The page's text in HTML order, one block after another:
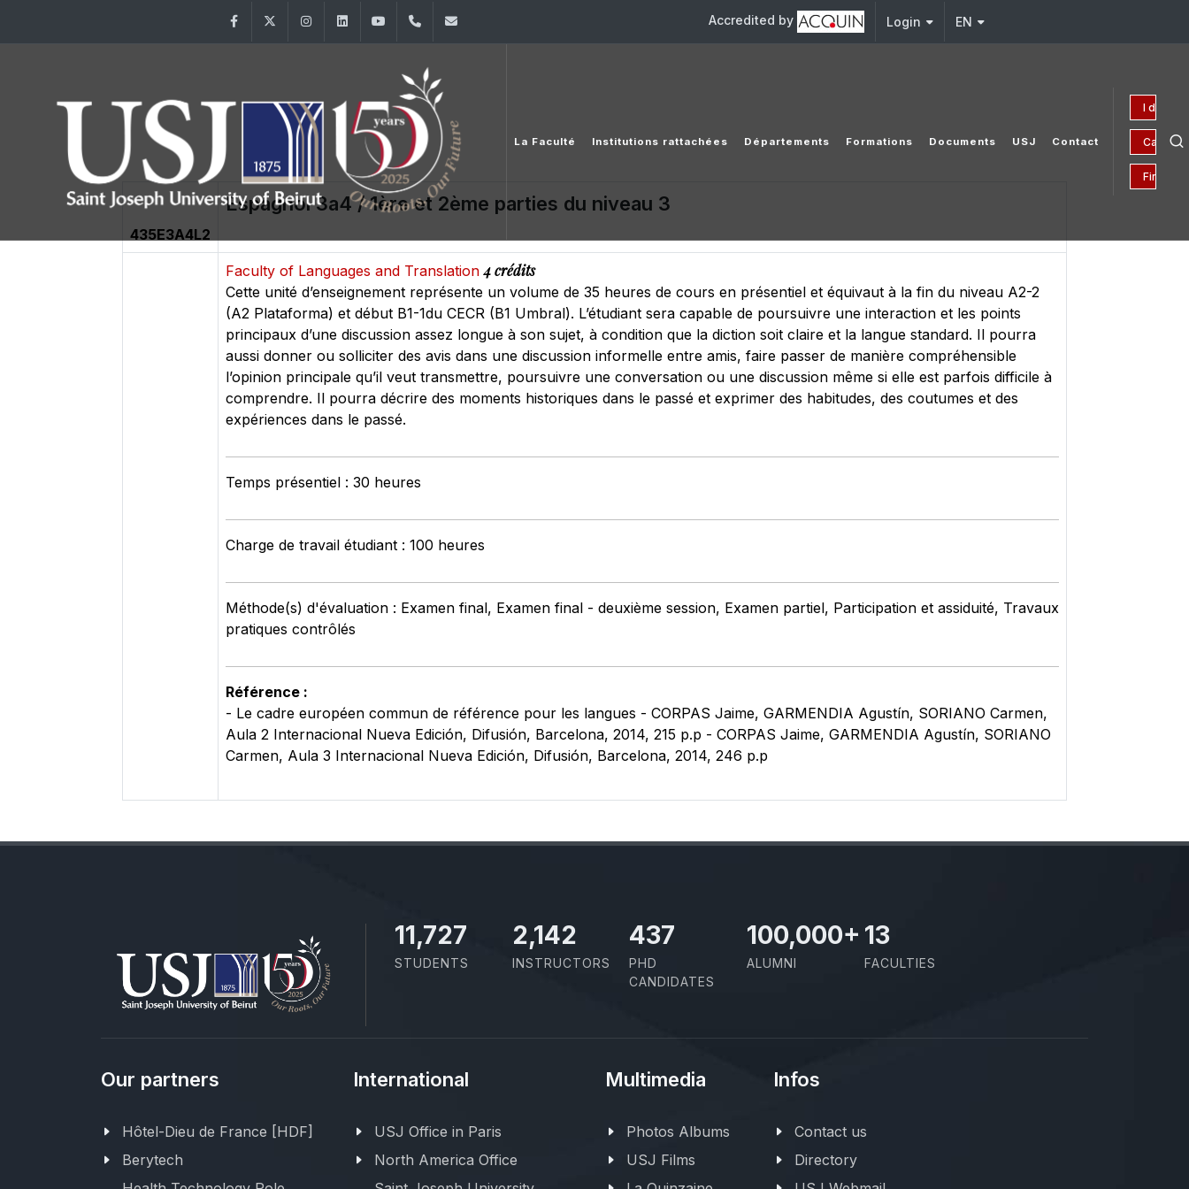
FacebookTwitter InstagramLinkedInYouTube+961 (1) 421 548 Accredited by Login EN
I donate
La Faculté Institutions rattachées Départements Formations Documents USJ Contact
435E3A4L2
Espagnol 3a4 / 1ère et 2ème parties du niveau 3
Faculty of Languages and Translation4 crédits
Cette unité d’enseignement représente un volume de 35 heures de cours en présentiel et équivaut à la fin du niveau A2-2
(A2 Plataforma) et début B1-1du CECR (B1 Umbral). L’étudiant sera capable de poursuivre une interaction et les points
principaux d’une discussion assez longue à son sujet, à condition que la diction soit claire et la langue standard. Il pourra
aussi donner ou solliciter des avis dans une discussion informelle entre amis, faire passer de manière compréhensible
l’opinion principale qu’il veut transmettre, poursuivre une conversation ou une discussion même si elle est parfois difficile à
comprendre. Il pourra décrire des moments historiques dans le passé et exprimer des habitudes, des coutumes et des
expériences dans le passé.
Temps présentiel : 30 heures
Charge de travail étudiant : 100 heures
Méthode(s) d'évaluation : Examen final, Examen final - deuxième session, Examen partiel, Participation et assiduité, Travaux
pratiques contrôlés
Référence :
- Le cadre européen commun de référence pour les langues - CORPAS Jaime, GARMENDIA Agustín, SORIANO Carmen,
Aula 2 Internacional Nueva Edición, Difusión, Barcelona, 2014, 215 p.p - CORPAS Jaime, GARMENDIA Agustín, SORIANO
Carmen, Aula 3 Internacional Nueva Edición, Difusión, Barcelona, 2014, 246 p.p
11,727
STUDENTS
2,142
INSTRUCTORS
437
PHD
CANDIDATES
100,000+
ALUMNI
13
FACULTIES
Our partners
Hôtel-Dieu de France [HDF]
Berytech
International
USJ Office in Paris
North America Office
Multimedia
Photos Albums
USJ Films
Infos
Contact us
Directory